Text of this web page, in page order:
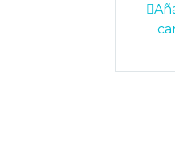
era: